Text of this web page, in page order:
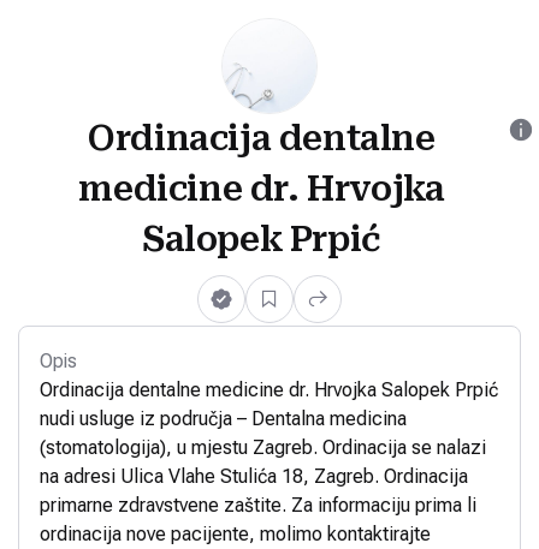
Ordinacija dentalne
medicine dr. Hrvojka
Salopek Prpić
Opis
Ordinacija dentalne medicine dr. Hrvojka Salopek Prpić
nudi usluge iz područja – Dentalna medicina
(stomatologija), u mjestu Zagreb. Ordinacija se nalazi
na adresi Ulica Vlahe Stulića 18, Zagreb. Ordinacija
primarne zdravstvene zaštite. Za informaciju prima li
ordinacija nove pacijente, molimo kontaktirajte